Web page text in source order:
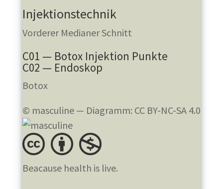
Injektionstechnik
Vorderer Medianer Schnitt
C01 — Botox Injektion Punkte
C02 — Endoskop
Botox
© masculine — Diagramm: CC BY-NC-SA 4.0
Beacause health is live.